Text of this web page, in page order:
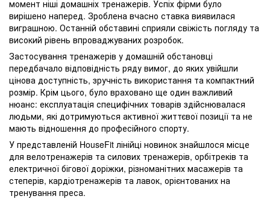
момент ніші домашніх тренажерів. Успіх фірми було
вирішено наперед. Зроблена вчасно ставка виявилася
виграшною. Останній обставині сприяли свіжість погляду та
високий рівень впроваджуваних розробок.
Застосування тренажерів у домашній обстановці
передбачало відповідність ряду вимог, до яких увійшли
цінова доступність, зручність використання та компактний
розмір. Крім цього, було враховано ще один важливий
нюанс: експлуатація специфічних товарів здійснювалася
людьми, які дотримуються активної життєвої позиції та не
мають відношення до професійного спорту.
У представленій HouseFit лінійці новинок знайшлося місце
для велотренажерів та силових тренажерів, орбітреків та
електричної бігової доріжки, різноманітних масажерів та
степерів, кардіотренажерів та лавок, орієнтованих на
тренування преса.